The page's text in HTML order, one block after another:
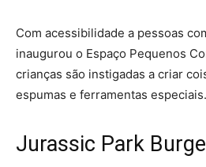
Com acessibilidade a pessoas
inaugurou o Espaço Pequenos
crianças são instigadas a criar
espumas e ferramentas especiais.
Jurassic Park